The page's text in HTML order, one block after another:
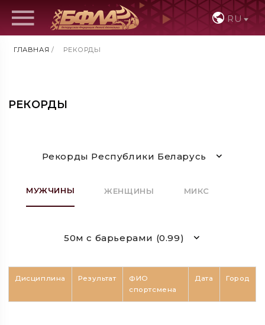
RU
ГЛАВНАЯ / РЕКОРДЫ
РЕКОРДЫ
Рекорды Республики Беларусь
МУЖЧИНЫ ЖЕНЩИНЫ МИКС
50м с барьерами (0.99)
Дисциплина Результат
ФИО
спортсмена
Дата Город